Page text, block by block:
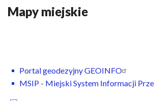
i
e
n
a
Mapy miejskie
Portal geodezyjny GEOINFO
MSIP - Miejski System Informacji